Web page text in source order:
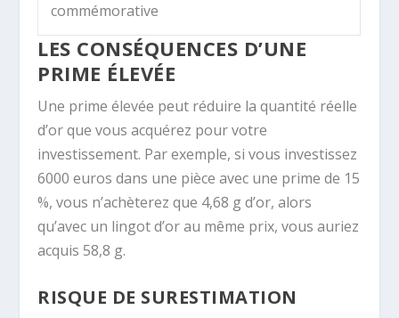
commémorative
LES CONSÉQUENCES D’UNE
PRIME ÉLEVÉE
Une prime élevée peut réduire la quantité réelle
d’or que vous acquérez pour votre
investissement. Par exemple, si vous investissez
6000 euros dans une pièce avec une prime de 15
%, vous n’achèterez que 4,68 g d’or, alors
qu’avec un lingot d’or au même prix, vous auriez
acquis 58,8 g.
RISQUE DE SURESTIMATION